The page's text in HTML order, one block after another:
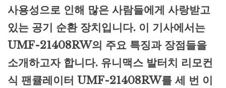
사용성으로 인해 많은 사람들에게 사랑받고
있는 공기 순환 장치입니다. 이 기사에서는
UMF-21408RW의 주요 특징과 장점들을
소개하고자 합니다. 유니맥스 발터치 리모컨
식 팬큘레이터 UMF-21408RW를 세 번 이